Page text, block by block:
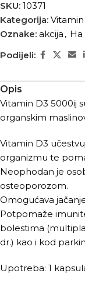
SKU: 10371
Kategorija:
Oznake: akcija ,
Podijeli:
Opis
Vitamin D3 5000ij
organskim
Vitamin D3
organizmu te
Neophodan je
osteoporozom.
Omogućava
Potpomaže
bolestima
dr.) kao i kod
Upotreba: 1